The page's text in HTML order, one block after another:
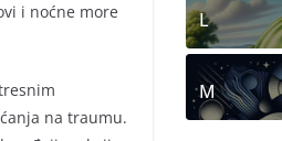
i noćne more
na traumu.
L
M